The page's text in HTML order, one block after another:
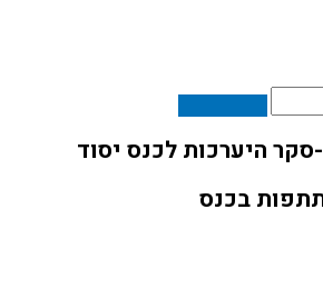
לכנס יסוד
בכנס